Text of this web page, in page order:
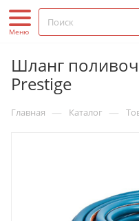
Шланг
Prestige
Главная — Каталог —